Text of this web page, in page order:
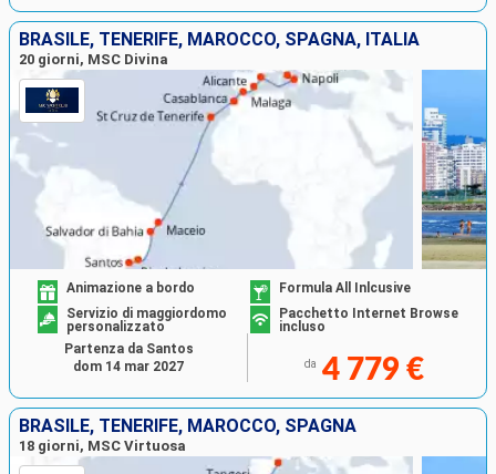
BRASILE, TENERIFE, MAROCCO, SPAGNA, ITALIA
20 giorni, MSC Divina
Animazione a bordo
Formula All Inlcusive
Servizio di maggiordomo
personalizzato
Pacchetto Internet Browse
incluso
da 4 779 €
Partenza da Santos
dom 14 mar 2027
BRASILE, TENERIFE, MAROCCO, SPAGNA
18 giorni, MSC Virtuosa